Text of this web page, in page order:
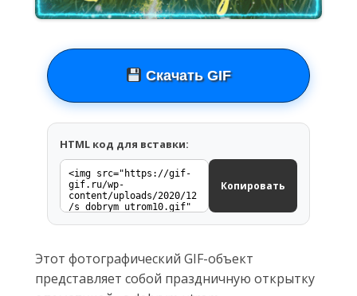
Скачать GIF
HTML код для вставки:
Копировать
Этот фотографический GIF-объект
представляет собой праздничную открытку